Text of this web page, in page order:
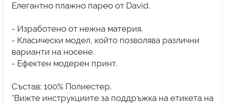
Елегантно плажно парео от David.
- Изработено от нежна материя.
- Класически модел, който позволява различни
варианти на носене.
- Ефектен модерен принт.
Състав: 100% Полиестер.
*Вижте инструкциите за поддръжка на етикета на